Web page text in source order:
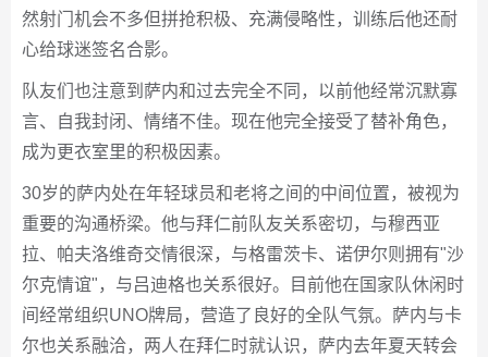
然射门机会不多但拼抢积极、充满侵略性，训练后他还耐
心给球迷签名合影。
队友们也注意到萨内和过去完全不同，以前他经常沉默寡
言、自我封闭、情绪不佳。现在他完全接受了替补角色，
成为更衣室里的积极因素。
30岁的萨内处在年轻球员和老将之间的中间位置，被视为
重要的沟通桥梁。他与拜仁前队友关系密切，与穆西亚
拉、帕夫洛维奇交情很深，与格雷茨卡、诺伊尔则拥有"沙
尔克情谊"，与吕迪格也关系很好。目前他在国家队休闲时
间经常组织UNO牌局，营造了良好的全队气氛。萨内与卡
尔也关系融洽，两人在拜仁时就认识，萨内去年夏天转会